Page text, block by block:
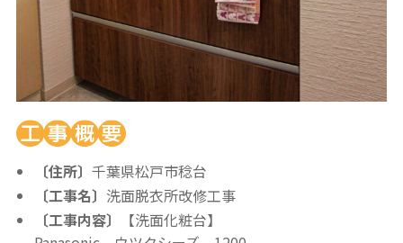
〔住所〕 千葉県松戸市稔台
〔工事名〕 洗面脱衣所改修工事
〔工事内容〕
【洗面化粧台】